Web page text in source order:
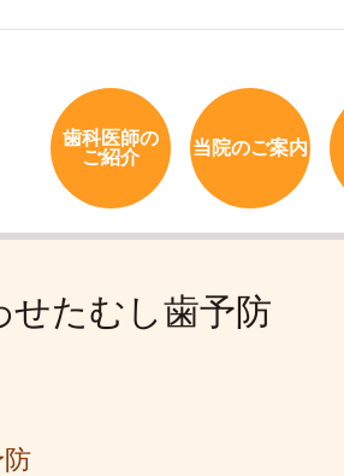
歯科医師の
ご紹介
当院のご案内
せたむし歯予防